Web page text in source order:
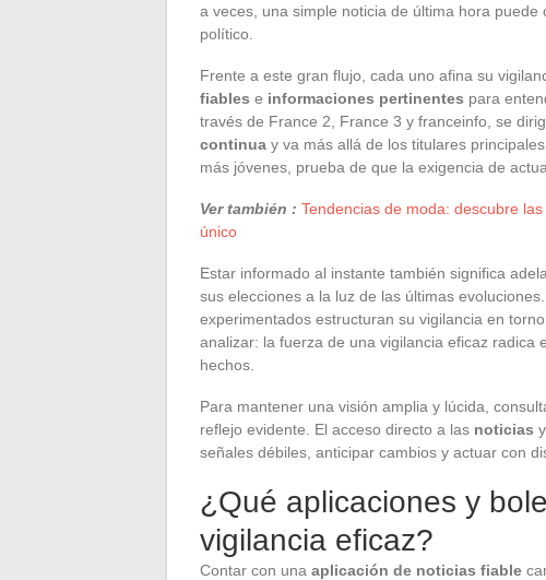
a veces, una simple noticia de última hora
político.
Frente a este gran flujo, cada uno afina su
fiables e informaciones pertinentes para
través de France 2, France 3 y franceinfo, se
continua y va más allá de los titulares
más jóvenes, prueba de que la exigencia de
Ver también : Tendencias de moda: descubre
único
Estar informado al instante también significa
sus elecciones a la luz de las últimas
experimentados estructuran su vigilancia en
analizar: la fuerza de una vigilancia eficaz radica
hechos.
Para mantener una visión amplia y lúcida,
reflejo evidente. El acceso directo a las noticias
señales débiles, anticipar cambios y actuar con
¿Qué aplicaciones y
vigilancia eficaz?
Contar con una aplicación de noticias fiable